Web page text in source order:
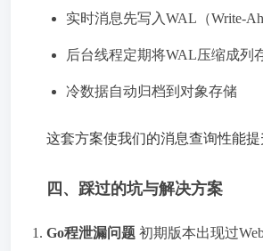
实时消息先写入WAL（Write-
后台线程定期将WAL压缩成列
冷数据自动归档到对象存储
这套方案使我们的消息查询性能
四、踩过的坑与解决方案
Go程泄漏问题 初期版本出现过